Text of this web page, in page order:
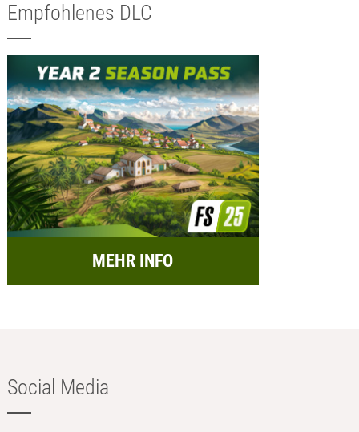
Empfohlenes DLC
MEHR INFO
Social Media